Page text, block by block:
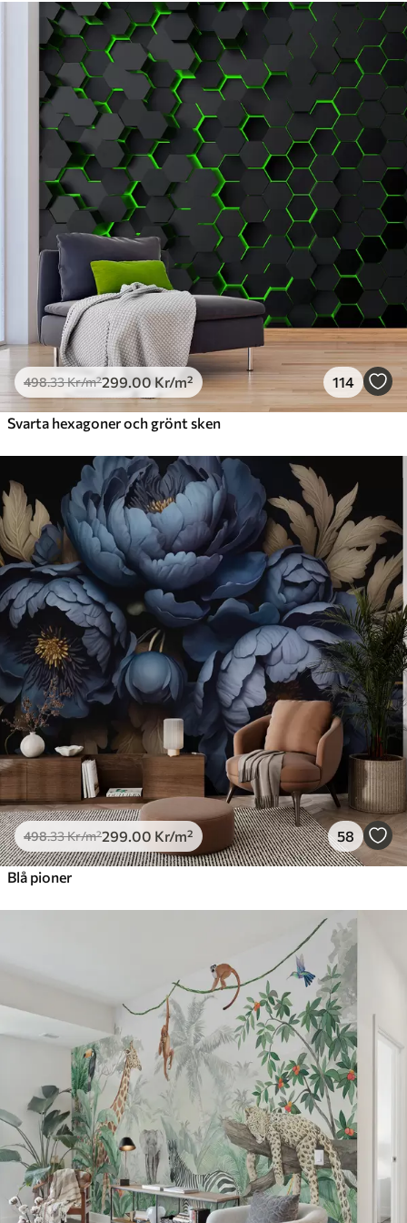
Standard
.33299 .00 /m²
Premium
.67379 .00Kr /m²
Premiumvinyl
725.00 435.00Kr
Peel and Stick
900.00540.00Kr/m²
498.33Kr/m²299 .00 Kr/m² 114
Svarta hexagoner och grönt sken
498.33Kr/m²299 .00 Kr/m² 58
Blå pioner